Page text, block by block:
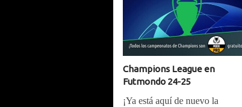
Champions League en
Futmondo 24-25
¡Ya está aquí de nuevo la